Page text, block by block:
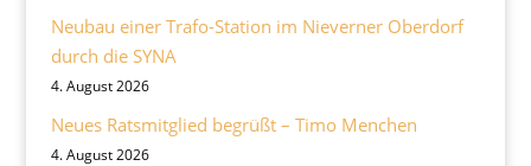
Neubau einer Trafo-Station im Nieverner Oberdorf
durch die SYNA
4. August 2026
Neues Ratsmitglied begrüßt – Timo Menchen
4. August 2026